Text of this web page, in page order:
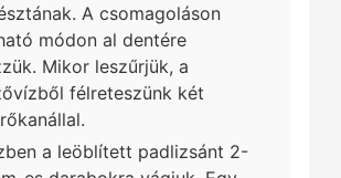
A csomagoláson
módon al dentére
Mikor leszűrjük, a
félreteszünk két
a leöblített padlizsánt 2-